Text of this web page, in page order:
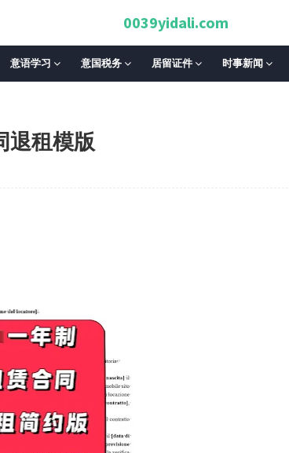
0039yidali.com
意语学习 意国税务 居留证件 时事新闻
租模版